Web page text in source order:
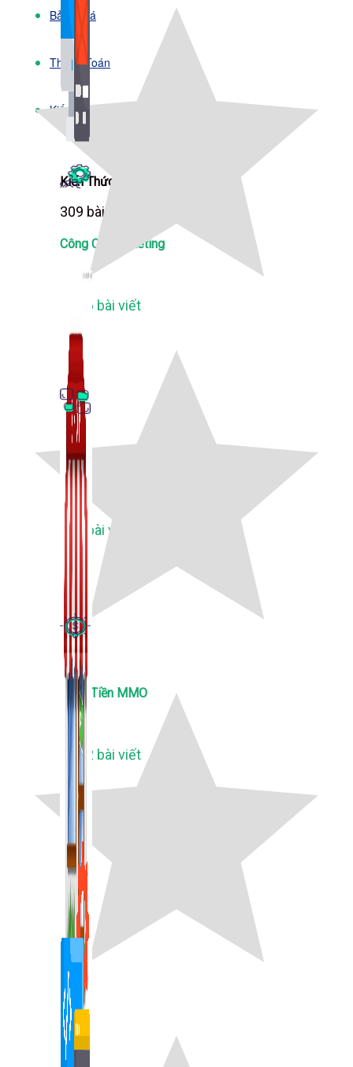
Kiến Thức Website
309 bài viết
Bảng Giá
Thanh Toán
Kiến Thức Marketing
Công Cụ Marketing
1,066 bài viết
Thủ Thuật Facebook
536 bài viết
Kiếm Tiền MMO
1,422 bài viết